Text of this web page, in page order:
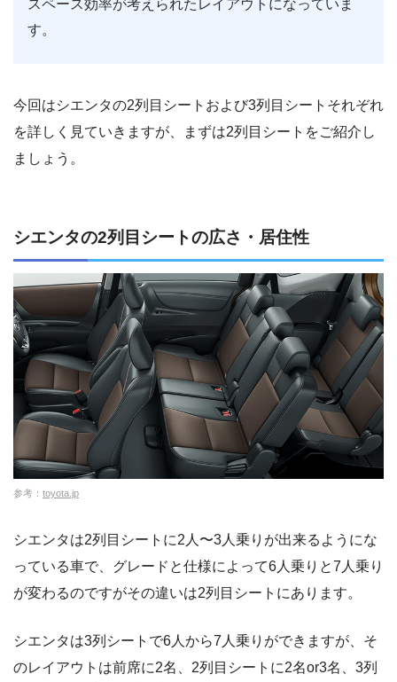
スペース効率が考えられたレイアウトになっていま
す。
今回はシエンタの2列目シートおよび3列目シートそれぞれ
を詳しく見ていきますが、まずは2列目シートをご紹介し
ましょう。
シエンタの2列目シートの広さ・居住性
参考： toyota.jp
シエンタは2列目シートに2人〜3人乗りが出来るようにな
っている車で、グレードと仕様によって6人乗りと7人乗り
が変わるのですがその違いは2列目シートにあります。
シエンタは3列シートで6人から7人乗りができますが、そ
のレイアウトは前席に2名、2列目シートに2名or3名、3列